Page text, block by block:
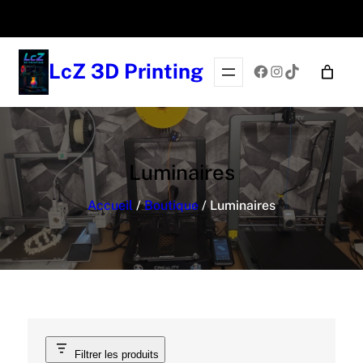
LcZ 3D Printing Facebook
Instagram
TikTok
Luminaires
Accueil /Boutique / Luminaires
Filtrer les produits